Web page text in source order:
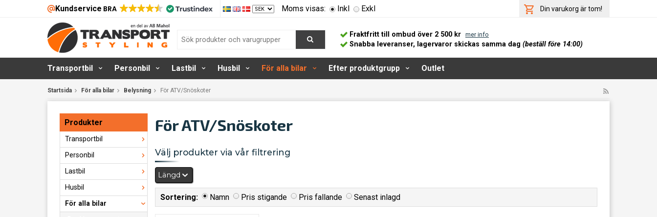
Kundservice BRA Din varukorg är tom!
Moms visas: Inkl Exkl
Fraktfritt till ombud över 2 500 kr mer info
Snabba leveranser, lagervaror skickas samma dag (beställ före 14:00)
Transportbil Personbil Lastbil Husbil För alla bilar Efter produktgrupp Outlet
Startsida För alla bilar Belysning För ATV/Snöskoter
Produkter
Transportbil
Personbil
Lastbil
Husbil
För alla bilar
För ATV/Snöskoter
Välj produkter via vår filtrering
Längd
Sortering: Namn Pris stigande Pris fallande Senast inlagd